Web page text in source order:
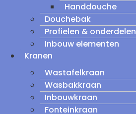
Handdouche
Douchebak
Profielen & onderdelen
Inbouw elementen
Kranen
Wastafelkraan
Wasbakkraan
Inbouwkraan
Fonteinkraan